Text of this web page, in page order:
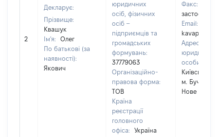
2
Декларує:
Прізвище:
Квашук
Ім'я:
Олег
По батькові (за
наявності):
Якович
юридичних
осіб, фізичних
осіб –
підприємців та
громадських
формувань:
37779063
Організаційно-
правова форма:
ТОВ
Країна
реєстрації
головного
офіса:
Україна
Факс:
Email:
Адреса
юридичної
особи:
Київська
м. Буча, вул.
Нове шосе,